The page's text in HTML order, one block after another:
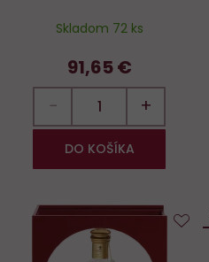
Skladom 72 ks
91,65 €
− +
DO KOŠÍKA